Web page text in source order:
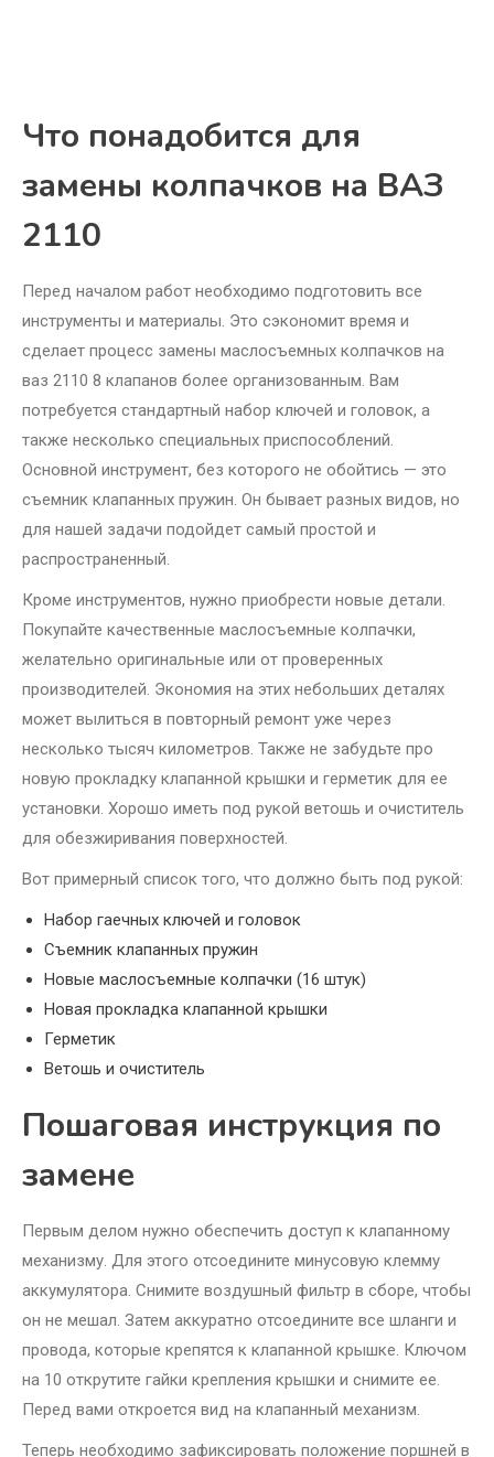
Что понадобится для
замены колпачков на ВАЗ
2110
Перед началом работ необходимо подготовить все
инструменты и материалы. Это сэкономит время и
сделает процесс замены маслосъемных колпачков на
ваз 2110 8 клапанов более организованным. Вам
потребуется стандартный набор ключей и головок, а
также несколько специальных приспособлений.
Основной инструмент, без которого не обойтись — это
съемник клапанных пружин. Он бывает разных видов, но
для нашей задачи подойдет самый простой и
распространенный.
Кроме инструментов, нужно приобрести новые детали.
Покупайте качественные маслосъемные колпачки,
желательно оригинальные или от проверенных
производителей. Экономия на этих небольших деталях
может вылиться в повторный ремонт уже через
несколько тысяч километров. Также не забудьте про
новую прокладку клапанной крышки и герметик для ее
установки. Хорошо иметь под рукой ветошь и очиститель
для обезжиривания поверхностей.
Вот примерный список того, что должно быть под рукой:
Набор гаечных ключей и головок
Съемник клапанных пружин
Новые маслосъемные колпачки (16 штук)
Новая прокладка клапанной крышки
Герметик
Ветошь и очиститель
Пошаговая инструкция по
замене
Первым делом нужно обеспечить доступ к клапанному
механизму. Для этого отсоедините минусовую клемму
аккумулятора. Снимите воздушный фильтр в сборе, чтобы
он не мешал. Затем аккуратно отсоедините все шланги и
провода, которые крепятся к клапанной крышке. Ключом
на 10 открутите гайки крепления крышки и снимите ее.
Перед вами откроется вид на клапанный механизм.
Теперь необходимо зафиксировать положение поршней в